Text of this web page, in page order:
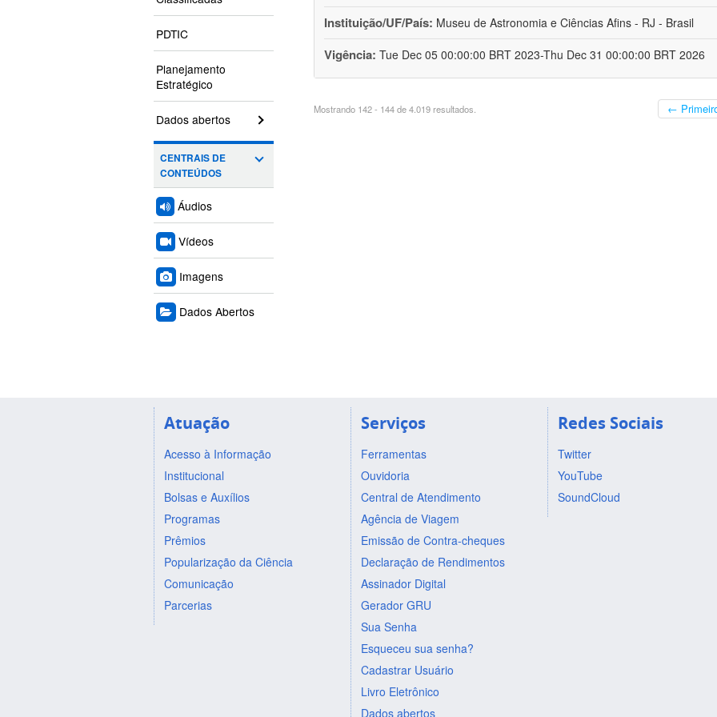
PDTIC
Planejamento
Estratégico
Dados abertos
CENTRAIS DE
CONTEÚDOS
Áudios
Vídeos
Imagens
Dados Abertos
Instituição/UF/País: Museu de Astronomia e Ciências Afins - RJ - Brasil
Vigência: Tue Dec 05 00:00:00 BRT 2023-Thu Dec 31 00:00:00 BRT 2026
Mostrando 142 - 144 de 4.019 resultados. ←
Atuação
Acesso à Informação
Institucional
Bolsas e Auxílios
Programas
Prêmios
Popularização da Ciência
Comunicação
Parcerias
Serviços
Ferramentas
Ouvidoria
Central de Atendimento
Agência de Viagem
Emissão de Contra-cheques
Declaração de Rendimentos
Assinador Digital
Gerador GRU
Sua Senha
Esqueceu sua senha?
Cadastrar Usuário
Livro Eletrônico
Dados abertos
Redes Sociais
Twitter
YouTube
SoundCloud